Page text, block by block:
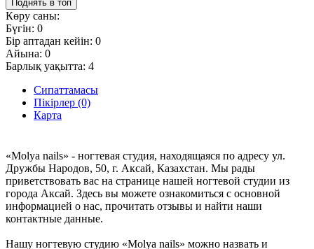
Поднять в топ
Көру саны:
Бүгін: 0
Бір аптадан кейін: 0
Айына: 0
Барлық уақытта: 4
Сипаттамасы
Пікірлер (0)
Карта
«Molya nails» - ногтевая студия, находящаяся по адресу ул.
Дружбы Народов, 50, г. Аксай, Казахстан. Мы рады
приветствовать вас на странице нашей ногтевой студии из
города Аксай. Здесь вы можете ознакомиться с основной
информацией о нас, прочитать отзывы и найти наши
контактные данные.
Нашу ногтевую студию «Molya nails» можно назвать и